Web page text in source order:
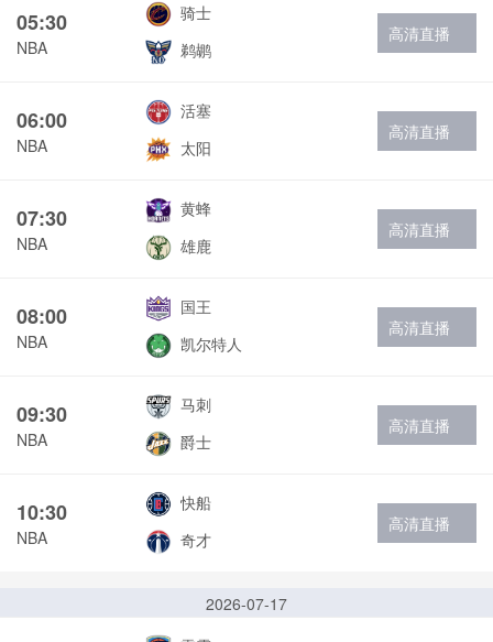
05:30
NBA
骑士
鹈鹕
高清直播
06:00
NBA
活塞
太阳
高清直播
07:30
NBA
黄蜂
雄鹿
高清直播
08:00
NBA
国王
凯尔特人
高清直播
09:30
NBA
马刺
爵士
高清直播
10:30
NBA
快船
奇才
高清直播
2026-07-17